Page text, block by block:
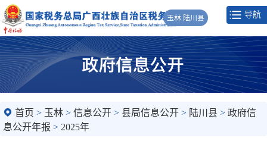
玉林 陆川县 导航
首页 > 玉林 > 信息公开 > 县局信息公开 > 陆川县 > 政府信
息公开年报 > 2025年